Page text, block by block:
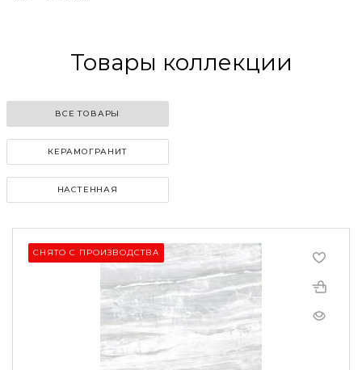
Товары коллекции
ВСЕ ТОВАРЫ
КЕРАМОГРАНИТ
НАСТЕННАЯ
СНЯТО С ПРОИЗВОДСТВА